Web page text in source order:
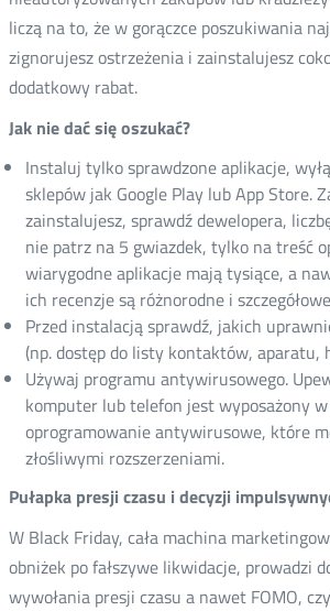
liczą na to, że w gorączce poszukiwania
zignorujesz ostrzeżenia i zainstalujesz
dodatkowy rabat.
Jak nie dać się oszukać?
Instaluj tylko sprawdzone aplikacje,
sklepów jak Google Play lub App Store.
zainstalujesz, sprawdź dewelopera,
nie patrz na 5 gwiazdek, tylko na treść
wiarygodne aplikacje mają tysiące, a
ich recenzje są różnorodne i
Przed instalacją sprawdź, jakich
(np. dostęp do listy kontaktów, aparatu,
Używaj programu antywirusowego.
komputer lub telefon jest wyposażony
oprogramowanie antywirusowe, które
złośliwymi rozszerzeniami.
Pułapka presji czasu i decyzji
W Black Friday, cała machina
obniżek po fałszywe likwidacje, prowadzi
wywołania presji czasu a nawet FOMO,